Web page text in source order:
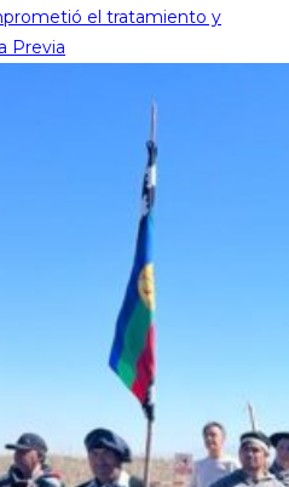
el tratamiento y
Previa